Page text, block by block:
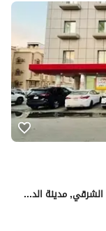
شقة للإيجار في شارع فضالة بن عبيد, حي الشاطئ الشرقي, مدينة الدمام, المنطقة الشرقية